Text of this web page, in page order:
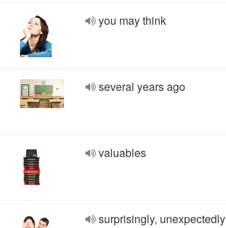
you may think
several years ago
valuables
surprisingly, unexpectedly